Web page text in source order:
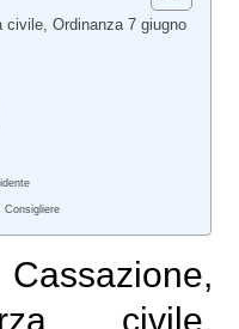
Ordinanza 7 giugno
Consigliere
civile,